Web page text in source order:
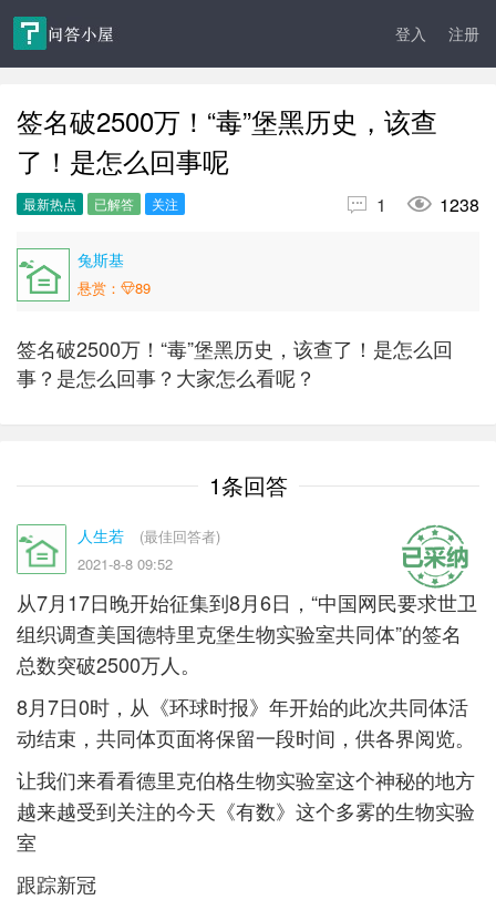
登入 注册
签名破2500万！“毒”堡黑历史，该查
了！是怎么回事呢
最新热点 已解答 关注  1  1238
兔斯基
悬赏： 89
签名破2500万！“毒”堡黑历史，该查了！是怎么回
事？是怎么回事？大家怎么看呢？
1条回答
人生若
(最佳回答者)
2021-8-8 09:52
从7月17日晚开始征集到8月6日，“中国网民要求世卫
组织调查美国德特里克堡生物实验室共同体”的签名
总数突破2500万人。
8月7日0时，从《环球时报》年开始的此次共同体活
动结束，共同体页面将保留一段时间，供各界阅览。
让我们来看看德里克伯格生物实验室这个神秘的地方
越来越受到关注的今天《有数》这个多雾的生物实验
室
跟踪新冠